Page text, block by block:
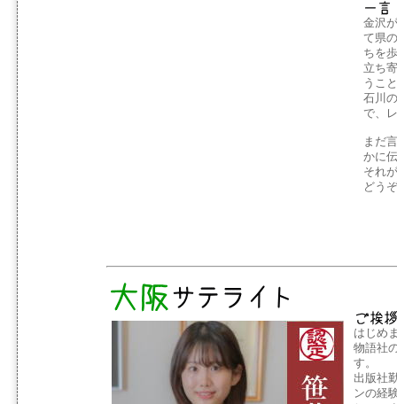
金沢
て県
ちを
立ち
うこ
石川
で、
まだ
かに
それ
どう
はじめ
物語社
す。
出版社
ンの経